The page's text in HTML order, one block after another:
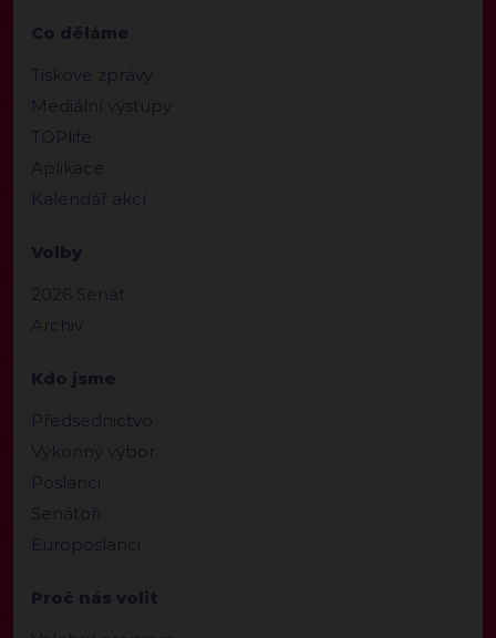
Co děláme
Tiskové zprávy
Mediální výstupy
TOPlife
Aplikace
Kalendář akcí
Volby
2026 Senát
Archiv
Kdo jsme
Předsednictvo
Výkonný výbor
Poslanci
Senátoři
Europoslanci
Proč nás volit